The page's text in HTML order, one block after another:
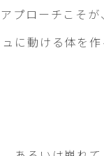
プローチこそ
に動ける体を作